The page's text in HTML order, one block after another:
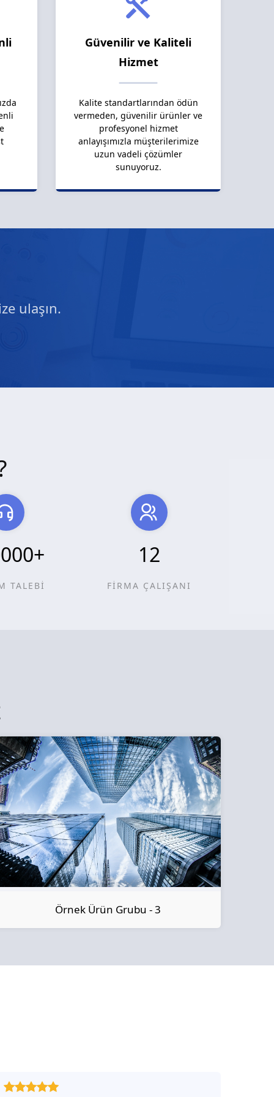
Güvenilir ve Kaliteli
Hizmet
Kalite standartlarından ödün
vermeden, güvenilir ürünler ve
profesyonel hizmet
anlayışımızla müşterilerimize
uzun vadeli çözümler
sunuyoruz.
ulaşın.
+
TALEBİ
12
FİRMA ÇALIŞANI
Örnek Ürün Grubu - 3